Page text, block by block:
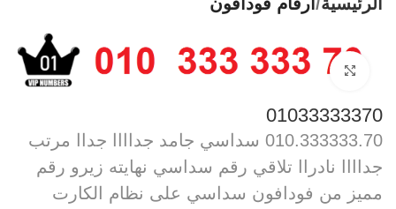
Click to enlarge
01033333370
010.333333.70 سداسي جامد جداااا جداا مرتب
جداااا نادراا تلاقي رقم سداسي نهايته زيرو رقم
مميز من فودافون سداسي على نظام الكارت